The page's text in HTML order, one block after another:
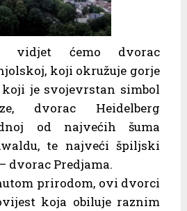
vidjet ćemo dvorac
koji okružuje gorje
je svojevrstan simbol
dvorac Heidelberg
od najvećih šuma
te najveći špiljski
dvorac Predjama.
prirodom, ovi dvorci
koja obiluje raznim